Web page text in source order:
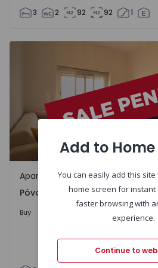
3 2 92 92 1
Apartment T3 Odivelas, Póvoa
Póvoa de Santo Adrião e Olival
Apartment
Póvoa de Santo Adrião e Olival
Buy
Add to Home
You can easily add this
home screen for instant
faster browsing with
experience.
Continue to